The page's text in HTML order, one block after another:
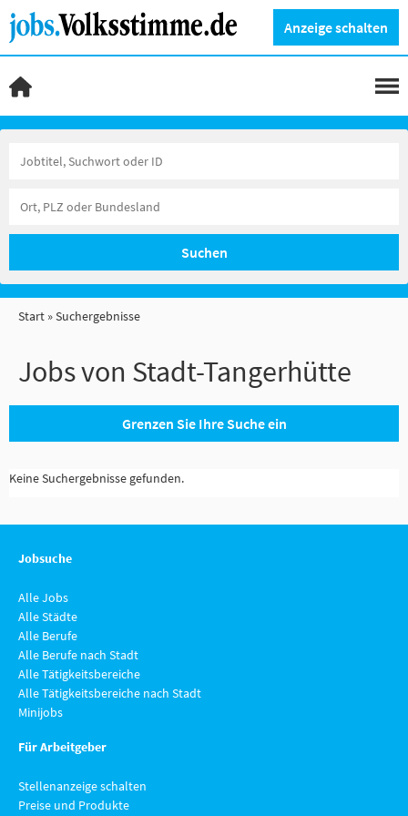
Anzeige schalten
Suchen
Start Suchergebnisse
Jobs von Stadt-Tangerhütte
Grenzen Sie Ihre Suche ein
Keine Suchergebnisse gefunden.
Jobsuche
Alle Jobs
Alle Städte
Alle Berufe
Alle Berufe nach Stadt
Alle Tätigkeitsbereiche
Alle Tätigkeitsbereiche nach Stadt
Minijobs
Für Arbeitgeber
Stellenanzeige schalten
Preise und Produkte